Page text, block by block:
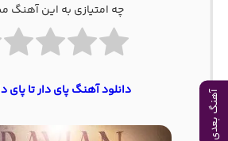
آهنگ بعدی
چه امتیازی به این آهنگ
دانلود آهنگ پای دار تا پای